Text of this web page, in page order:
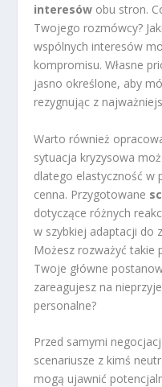
interesów obu stron.
Twojego rozmówcy?
wspólnych interesów
kompromisu. Własne
jasno określone, aby
rezygnując z
Warto również
sytuacja kryzysowa
dlatego elastyczność w
cenna. Przygotowane
dotyczące różnych
w szybkiej adaptacji do
Możesz rozważyć takie
Twoje główne
zareagujesz na
personalne?
Przed samymi
scenariusze z kimś
mogą ujawnić